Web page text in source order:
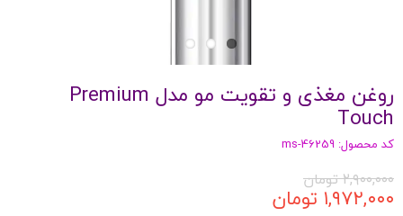
روغن مغذی و تقویت مو مدل Premium
Touch
کد محصول: ms-46259
۲,۹۰۰,۰۰۰ تومان
۱,۹۷۲,۰۰۰ تومان